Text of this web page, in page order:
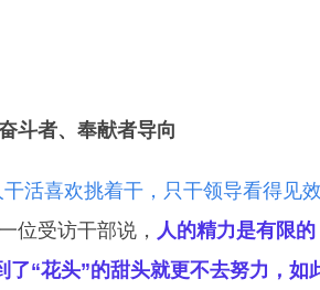
斗者、奉献者导向
干活喜欢挑着干，只干领导看得见
位受访干部说， 人的精力是有限
了“花头”的甜头就更不去努力，如